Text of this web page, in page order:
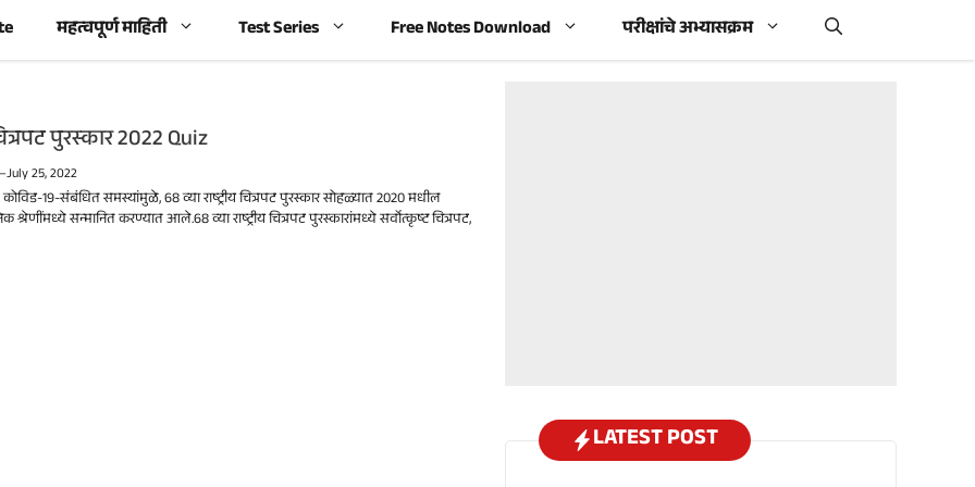
महत्वपूर्ण माहिती Test Series Free Notes Download परीक्षांचे अभ्यासक्रम
पुरस्कार 2022 Quiz
July 25, 2022
19-संबंधित समस्यांमुळे, 68 व्या राष्ट्रीय चित्रपट पुरस्कार सोहळ्यात 2020 मधील
श्रेणींमध्ये सन्मानित करण्यात आले.68 व्या राष्ट्रीय चित्रपट पुरस्कारांमध्ये सर्वोत्कृष्ट चित्रपट,
LATEST POST